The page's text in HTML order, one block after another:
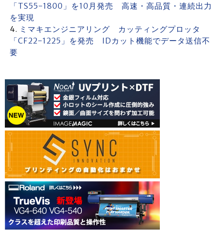
「TS55-1800」を10月発売 高速・高品質・連続出力
を実現
ミマキエンジニアリング カッティングプロッタ
「CF22-1225」を発売 IDカット機能でデータ送信不
要